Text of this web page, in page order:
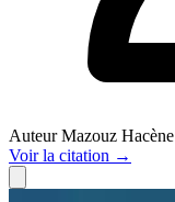
Auteur Mazouz Hacène
Voirla citation →